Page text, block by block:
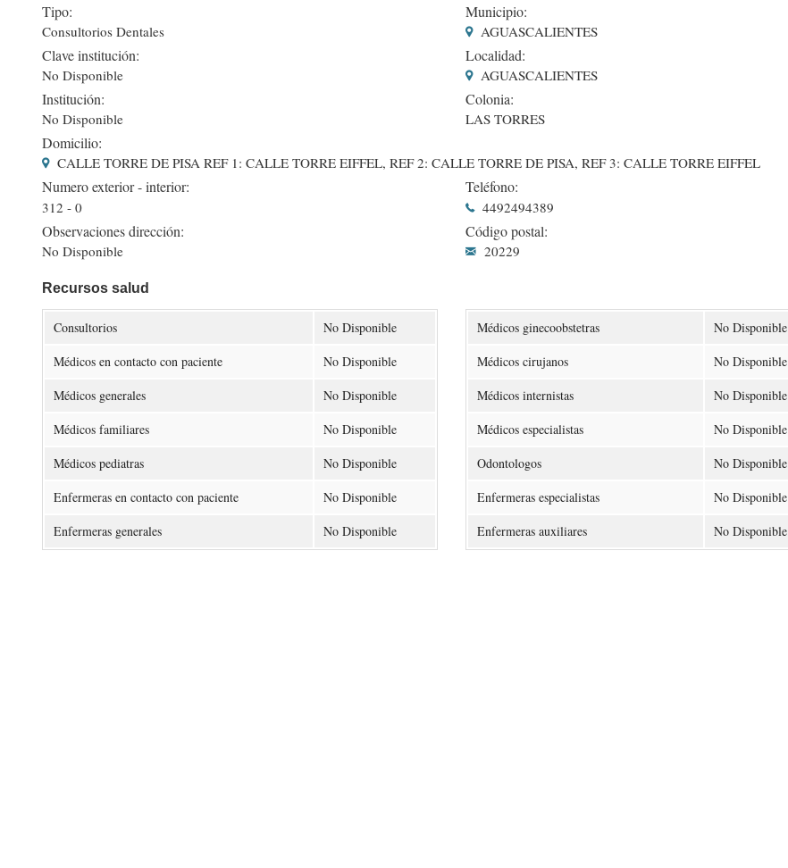
Tipo:
Consultorios Dentales
Clave institución:
No Disponible
Institución:
No Disponible
Municipio:
AGUASCALIENTES
Localidad:
AGUASCALIENTES
Colonia:
LAS TORRES
Domicilio:
CALLE TORRE DE PISA REF 1: CALLE TORRE EIFFEL, REF 2: CALLE TORRE DE PISA, REF 3: CALLE TORRE EIFFEL
Numero exterior - interior:
312 - 0
Observaciones dirección:
No Disponible
Teléfono:
4492494389
Código postal:
20229
Recursos salud
Consultorios
No Disponible
Médicos en contacto con paciente
No Disponible
Médicos generales
No Disponible
Médicos familiares
No Disponible
Médicos pediatras
No Disponible
Enfermeras en contacto con paciente
No Disponible
Enfermeras generales
No Disponible
Médicos ginecoobstetras
No Disponible
Médicos cirujanos
No Disponible
Médicos internistas
No Disponible
Médicos especialistas
No Disponible
Odontologos
No Disponible
Enfermeras especialistas
No Disponible
Enfermeras auxiliares
No Disponible